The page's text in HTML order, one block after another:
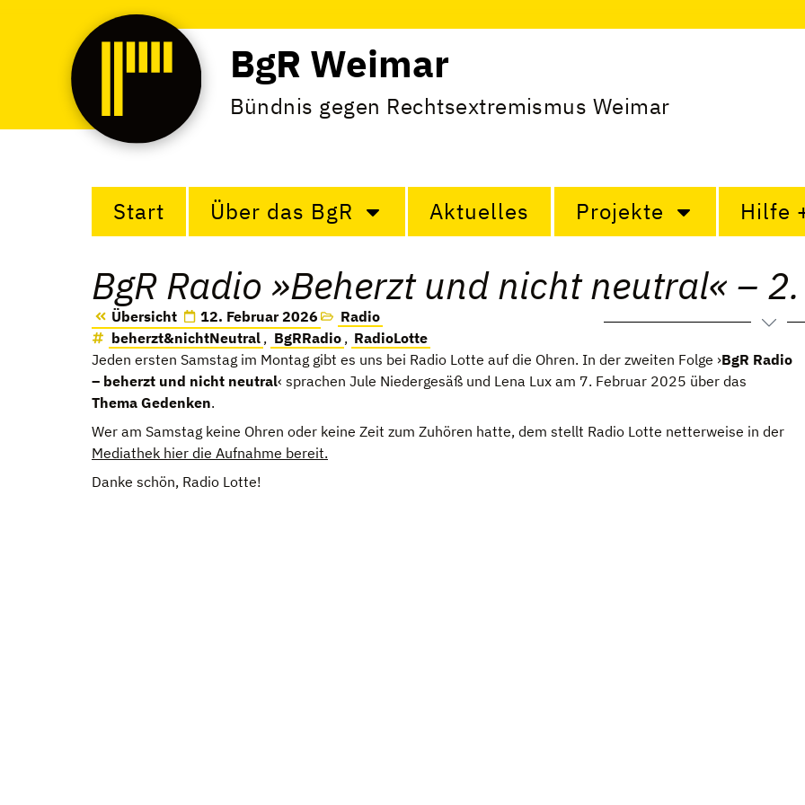
BgR Weimar
Bündnis gegen Rechtsextremismus Weimar
Start Über das BgR Aktuelles Projekte Hilfe
BgR Radio »Beherzt und nicht neutral« –
Übersicht 12. Februar 2026
Radio
beherzt&nichtNeutral , BgRRadio , RadioLotte
Jeden ers­ten Sams­tag im Mon­tag gibt es uns bei Radio Lotte auf die Ohren. In der zwei­ten Folge ›BgR Radio
– beherzt und nicht neu­tral‹ spra­chen Jule Nie­der­ge­säß und Lena Lux am 7. Februar 2025 über das
Thema Geden­ken.
Wer am Sams­tag keine Ohren oder keine Zeit zum Zuhö­ren hatte, dem stellt Radio Lotte net­ter­weise in der
Media­thek hier die Auf­nahme bereit.
Danke schön, Radio Lotte!